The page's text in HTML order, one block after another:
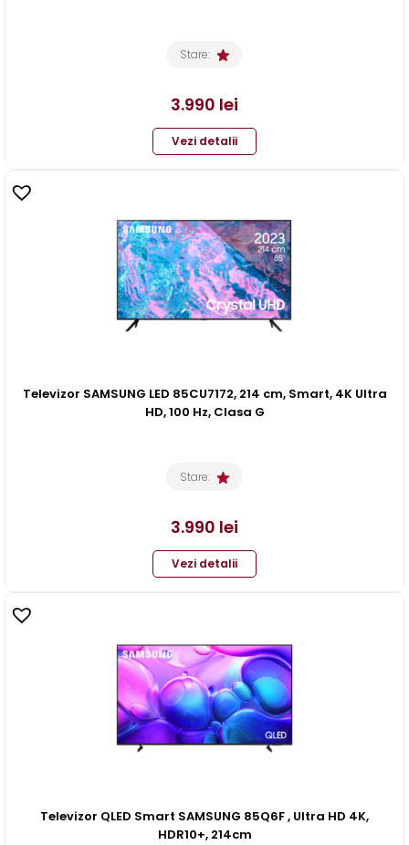
Stare:
3.990 lei
Vezi detalii
Televizor SAMSUNG LED 85CU7172, 214 cm, Smart, 4K Ultra
HD, 100 Hz, Clasa G
Stare:
3.990 lei
Vezi detalii
Televizor QLED Smart SAMSUNG 85Q6F , Ultra HD 4K,
HDR10+, 214cm